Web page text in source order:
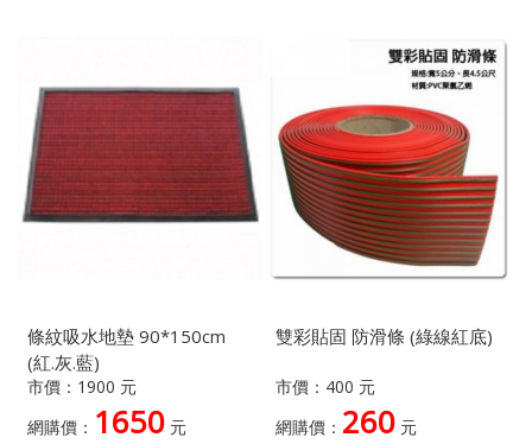
條紋吸水地墊 90*150cm
(紅.灰.藍)
市價：1900 元
網購價： 1650 元
雙彩貼固 防滑條 (綠線紅底)
市價：400 元
網購價： 260元